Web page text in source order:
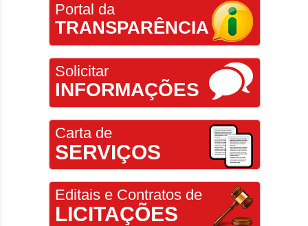
Portal da
TRANSPARÊNCIA
Solicitar
INFORMAÇÕES
Carta de
SERVIÇOS
Editais e Contratos de
LICITAÇÕES